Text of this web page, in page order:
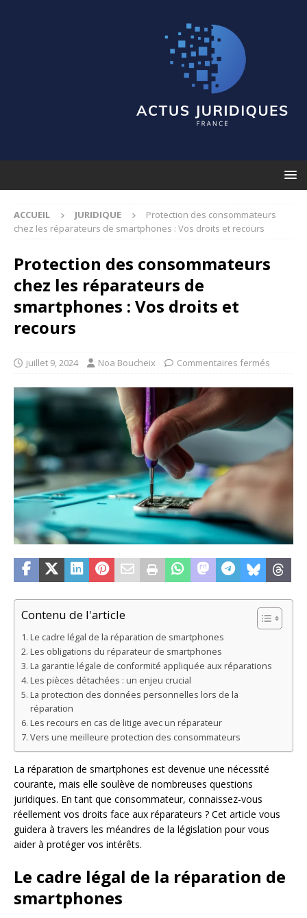
ACCUEIL JURIDIQUE
Protection des consommateurs
chez les réparateurs de smartphones : Vos droits et recours
Protection des consommateurs
chez les réparateurs de
smartphones : Vos droits et
recours
juillet 9, 2024 Noa Boucheix Commentaires fermés
Contenu de l'article
Le cadre légal de la réparation de smartphones
Les obligations du réparateur de smartphones
La garantie légale de conformité appliquée aux réparations
Les pièces détachées : un enjeu crucial
La protection des données personnelles lors de la
réparation
Les recours en cas de litige avec un réparateur
Vers une meilleure protection des consommateurs
La réparation de smartphones est devenue une nécessité
courante, mais elle soulève de nombreuses questions
juridiques. En tant que consommateur, connaissez-vous
réellement vos droits face aux réparateurs ? Cet article vous
guidera à travers les méandres de la législation pour vous
aider à protéger vos intérêts.
Le cadre légal de la réparation de
smartphones